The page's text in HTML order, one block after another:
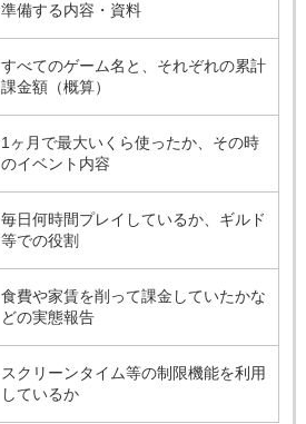
準備する内容・資料
すべてのゲーム名と、それぞれの累計
課金額（概算）
1ヶ月で最大いくら使ったか、その時
のイベント内容
毎日何時間プレイしているか、ギルド
等での役割
食費や家賃を削って課金していたかな
どの実態報告
スクリーンタイム等の制限機能を利用
しているか